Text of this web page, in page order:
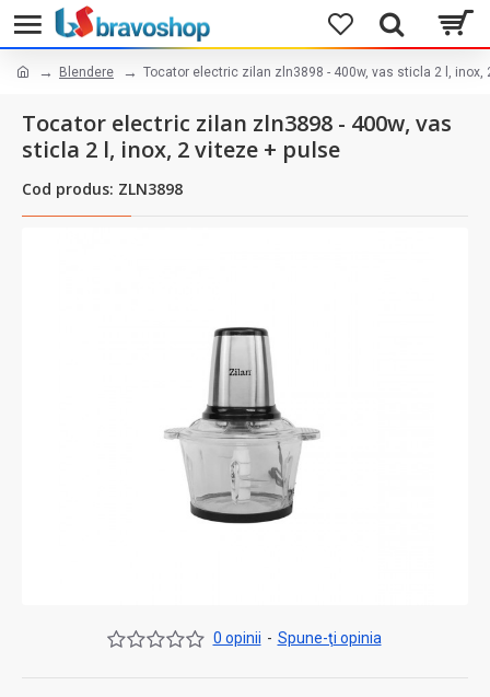
Blendere Tocator electric zilan zln3898 - 400w, vas sticla 2 l, inox,
Tocator electric zilan zln3898 - 400w, vas
sticla 2 l, inox, 2 viteze + pulse
Cod produs: ZLN3898
0 opinii - Spune-ţi opinia